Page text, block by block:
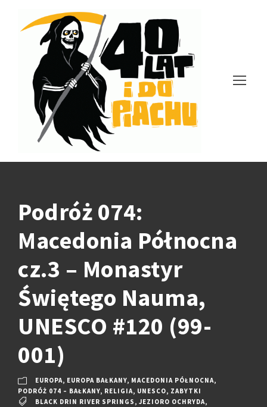
Podróż 074:
Macedonia Północna
cz.3 – Monastyr
Świętego Nauma,
UNESCO #120 (99-
001)
EUROPA, EUROPA BAŁKANY, MACEDONIA PÓŁNOCNA,
PODRÓŻ 074 – BAŁKANY, RELIGIA, UNESCO, ZABYTKI
BLACK DRIN RIVER SPRINGS , JEZIORO OCHRYDA,